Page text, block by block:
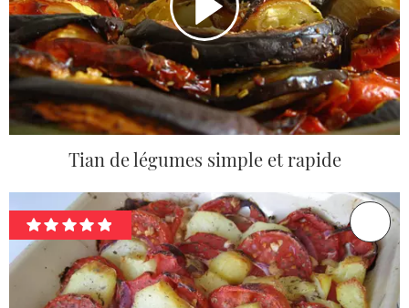
Tian de légumes simple et rapide